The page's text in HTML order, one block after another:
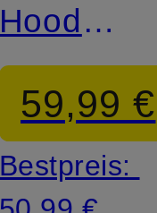
Hoodie
OXARA
59,99 €
Bestpreis: